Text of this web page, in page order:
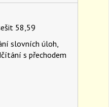
58,59
slovních úloh,
s přechodem